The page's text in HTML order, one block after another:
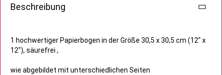
Beschreibung
1 hochwertiger Papierbogen in der Größe 30,5 x 30,5 cm (12" x
12"), säurefrei ,
wie abgebildet mit unterschiedlichen Seiten